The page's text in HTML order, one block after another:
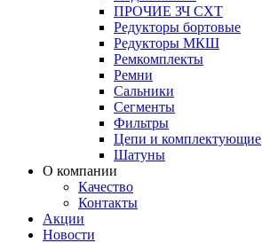
ПРОЧИЕ ЗЧ СХТ
Редукторы бортовые
Редукторы МКШ
Ремкомплекты
Ремни
Сальники
Сегменты
Фильтры
Цепи и комплектующие
Шатуны
О компании
Качество
Контакты
Акции
Новости